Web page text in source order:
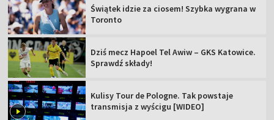
Świątek idzie za ciosem! Szybka wygrana w
Toronto
Dziś mecz Hapoel Tel Awiw – GKS Katowice.
Sprawdź składy!
Kulisy Tour de Pologne. Tak powstaje
transmisja z wyścigu [WIDEO]